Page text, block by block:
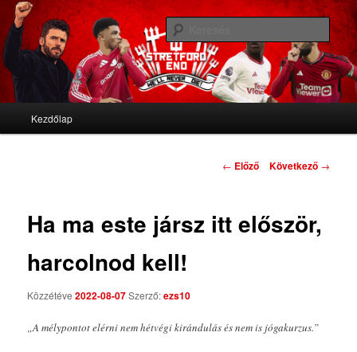
Stretford End
We'll never die
Tovább az elsődleges tartalomra
Tovább a másodlagos tartalomra
Kezdőlap
Bejegyzés navigáció
← Előző Következő →
Ha ma este jársz itt először,
harcolnod kell!
Közzétéve2022-08-07Szerző:ezs10
„A mélypontot elérni nem hétvégi kirándulás és nem is jógakurzus.”